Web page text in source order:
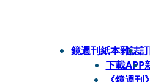
鏡週刊紙本雜誌
下載APP